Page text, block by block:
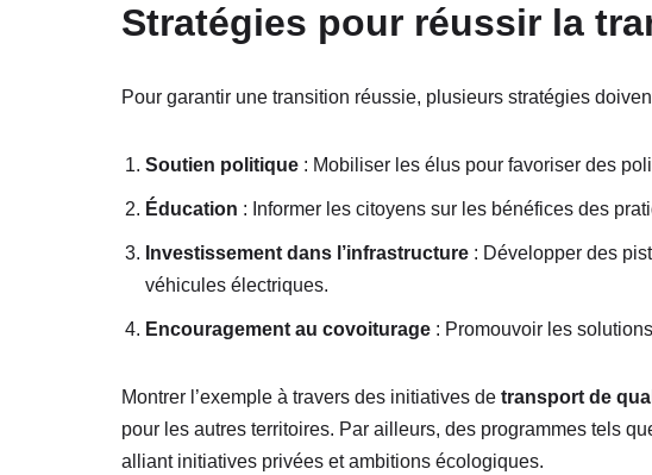
Stratégies pour réussir la
Pour garantir une transition réussie, plusieurs stratégies
Soutien politique : Mobiliser les élus pour favoriser des
Éducation : Informer les citoyens sur les bénéfices des
Investissement dans l’infrastructure : Développer des
véhicules électriques.
Encouragement au covoiturage : Promouvoir les
Montrer l’exemple à travers des initiatives de transport de
pour les autres territoires. Par ailleurs, des programmes tels
alliant initiatives privées et ambitions écologiques.